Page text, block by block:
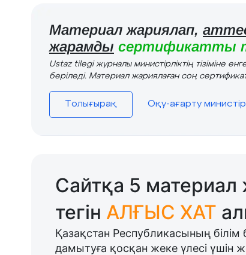
Материал жариялап,
жарамды сертификатты
Ustaz tilegi журналы министірліктің тізіміне
беріледі. Материал жариялаған соң
Толығырақ Оқу-ағарту
Сайтқа 5 материал
тегін АЛҒЫС ХАТ
Қазақстан Республикасының білім
дамытуға қосқан жеке үлесі үшін